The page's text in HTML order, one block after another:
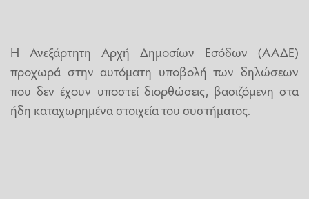
Η Ανεξάρτητη Αρχή Δημοσίων Εσόδων (ΑΑΔΕ)
προχωρά στην αυτόματη υποβολή των δηλώσεων
που δεν έχουν υποστεί διορθώσεις, βασιζόμενη στα
ήδη καταχωρημένα στοιχεία του συστήματος.